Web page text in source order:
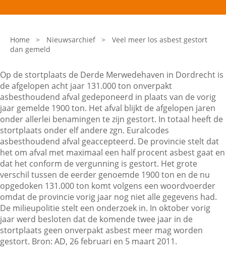
Laatste nieuws
Onze organisatie
Veelgestelde vragen
Contactgegevens
Zoeken
Home > Nieuwsarchief >
Veel meer los asbest gestort
dan gemeld
Op de stortplaats de Derde Merwedehaven in Dordrecht is
de afgelopen acht jaar 131.000 ton onverpakt
asbesthoudend afval gedeponeerd in plaats van de vorig
jaar gemelde 1900 ton. Het afval blijkt de afgelopen jaren
onder allerlei benamingen te zijn gestort. In totaal heeft de
stortplaats onder elf andere zgn. Euralcodes
asbesthoudend afval geaccepteerd. De provincie stelt dat
het om afval met maximaal een half procent asbest gaat en
dat het conform de vergunning is gestort. Het grote
verschil tussen de eerder genoemde 1900 ton en de nu
opgedoken 131.000 ton komt volgens een woordvoerder
omdat de provincie vorig jaar nog niet alle gegevens had.
De milieupolitie stelt een onderzoek in. In oktober vorig
jaar werd besloten dat de komende twee jaar in de
stortplaats geen onverpakt asbest meer mag worden
gestort. Bron: AD, 26 februari en 5 maart 2011.